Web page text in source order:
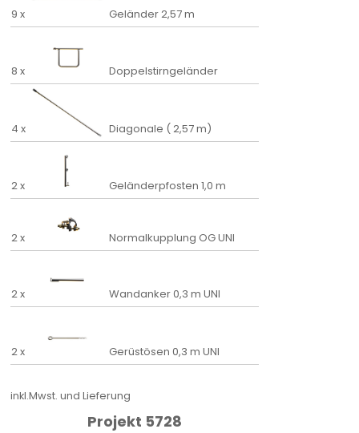
9 x Geländer 2,57 m
8 x Doppelstirngeländer
4 x Diagonale ( 2,57 m)
2 x Geländerpfosten 1,0 m
2 x Normalkupplung OG UNI
2 x Wandanker 0,3 m UNI
2 x Gerüstösen 0,3 m UNI
inkl.Mwst. und Lieferung
Projekt 5728